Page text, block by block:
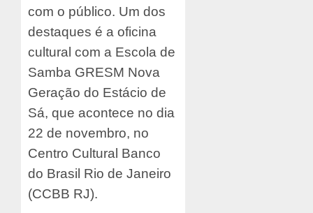
com o público. Um dos
destaques é a oficina
cultural com a Escola de
Samba GRESM Nova
Geração do Estácio de
Sá, que acontece no dia
22 de novembro, no
Centro Cultural Banco
do Brasil Rio de Janeiro
(CCBB RJ).